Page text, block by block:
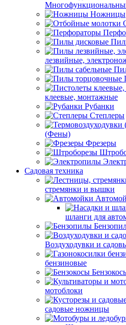
Ножницы
лезвийные,
клеевые, монтажные
Рубанки
Степлеры
(Фены)
Фрезеры
Садовая техника
стремянки и вышки
шланги для
Воздуходувки и
бензиновые
мотоблоки
садовые ножницы